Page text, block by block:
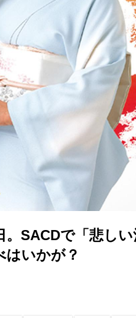
SACDで「悲し
はいかが？